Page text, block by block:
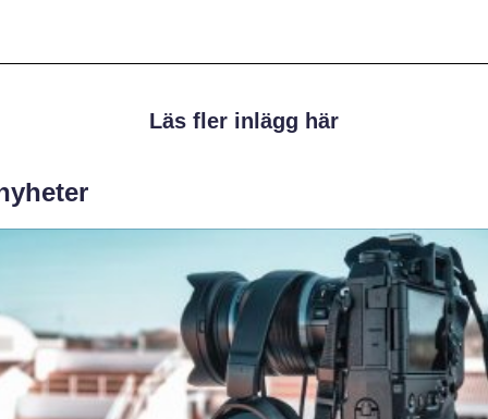
Läs fler inlägg här